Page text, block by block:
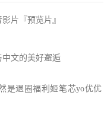
片『预览片』
中文的美好邂逅
是退圈福利姬笔芯yo优优